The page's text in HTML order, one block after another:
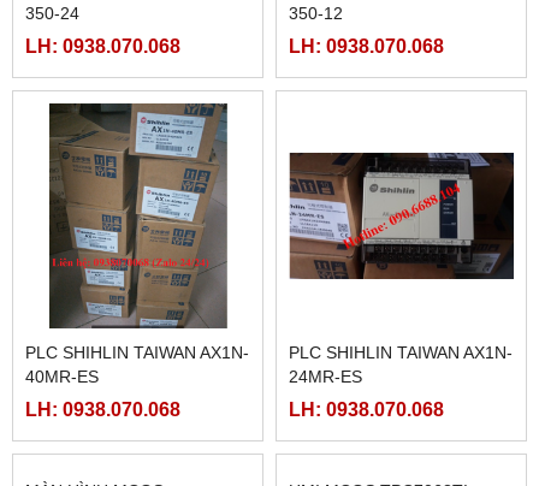
350-24
LH: 0938.070.068
350-12
LH: 0938.070.068
PLC SHIHLIN TAIWAN AX1N-
40MR-ES
LH: 0938.070.068
PLC SHIHLIN TAIWAN AX1N-
24MR-ES
LH: 0938.070.068